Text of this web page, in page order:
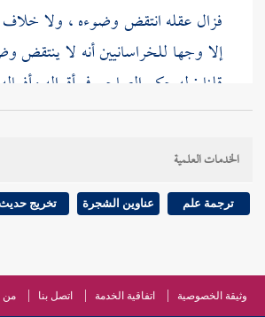
فزال عقله انتقض وضوءه ، ولا
إلا وجها للخراسانيين أنه لا ينتقض
قلنا : له حكم الصاحي في أقواله
والغزاليفي البسيط ،والمتوليوصاحب
وغيرهم ، وهو غلط صريح ، فإن
بزوال العقل ، فلا فرق فيه بين
أصحابنا : والسكر الناقض هو الذي لا
بين القاعد ممكنا مقعده وغيره ، ولا بين
الدوار - بضم الدال وتخفيف الواو ،
الخدمات العلمية
ترجمة علم عناوين الشجرة تخريج
وثيقة الخصوصية اتفاقية الخدمة اتصل بنا من